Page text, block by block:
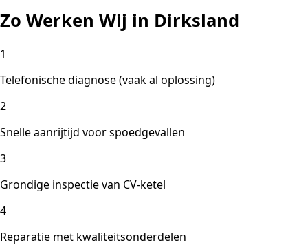
Zo Werken Wij in Dirksland
1
Telefonische diagnose (vaak al oplossing)
2
Snelle aanrijtijd voor spoedgevallen
3
Grondige inspectie van CV-ketel
4
Reparatie met kwaliteitsonderdelen